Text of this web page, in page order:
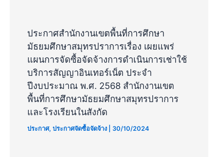
ประกาศสำนักงานเขตพื้นที่การศึกษา
มัธยมศึกษาสมุทรปราการเรื่อง เผยแพร่
แผนการจัดซื้อจัดจ้างการดำเนินการเช่าใช้
บริการสัญญาอินเทอร์เน็ต ประจำ
ปีงบประมาณ พ.ศ. 2568 สำนักงานเขต
พื้นที่การศึกษามัธยมศึกษาสมุทรปราการ
และโรงเรียนในสังกัด
ประกาศ,ประกาศจัดซื้อจัดจ้าง 30/10/2024